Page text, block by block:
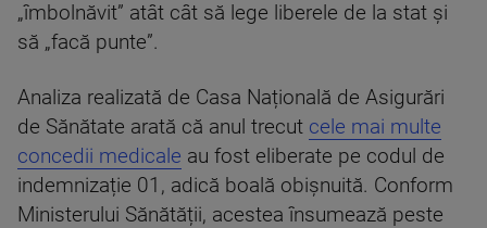
„îmbolnăvit” atât cât să lege liberele de la stat și
să „facă punte”.
Analiza realizată de Casa Națională de Asigurări
de Sănătate arată că anul trecut cele mai multe
concedii medicale au fost eliberate pe codul de
indemnizație 01, adică boală obișnuită. Conform
Ministerului Sănătății, acestea însumează peste